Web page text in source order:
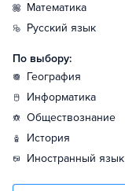
математика
русский язык
По выбору:
география
информатика
обществознание
история
иностранный язык